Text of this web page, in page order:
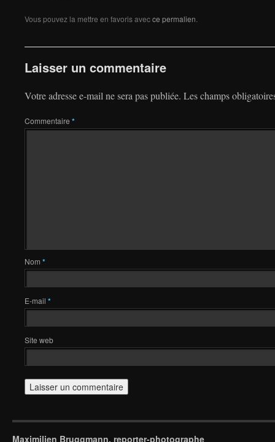
Vous pouvez la mettre en favoris avecce permalien.
Laisser un commentaire
Votre adresse e-mail ne sera pas publiée. Les champs
Commentaire *
Nom *
E-mail *
Site web
Maximilien Bruggmann, reporter-photographe